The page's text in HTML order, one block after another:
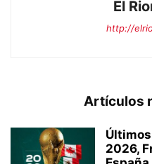
El
http://
Artículos
2026,